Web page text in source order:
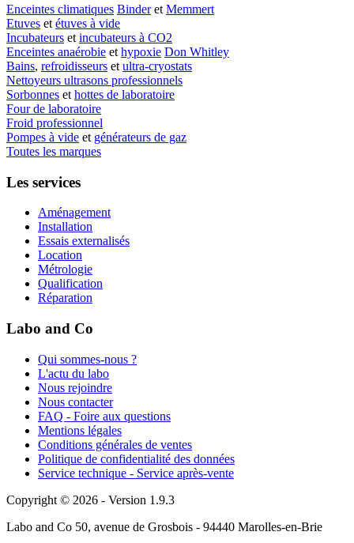
Enceintes climatiques Binderet Memmert
Etuves et étuves à vide
Incubateurs et incubateurs à CO2
Enceintes anaérobie et hypoxie Don Whitley
Bains, refroidisseurs et ultra-cryostats
Nettoyeurs ultrasons professionnels
Sorbonnes et hottes de laboratoire
Four de laboratoire
Froid professionnel
Pompes à vide et générateurs de gaz
Toutes les marques
Les services
Aménagement
Installation
Essais externalisés
Location
Métrologie
Qualification
Réparation
Labo and Co
Qui sommes-nous ?
L'actu du labo
Nous rejoindre
Nous contacter
FAQ - Foire aux questions
Mentions légales
Conditions générales de ventes
Politique de confidentialité des données
Service technique - Service après-vente
Copyright © 2026 - Version 1.9.3
Labo and Co 50, avenue de Grosbois - 94440 Marolles-en-Brie